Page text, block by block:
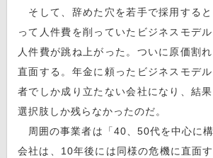
そして、辞めた穴を若手で採用する
って人件費を削っていたビジネスモデ
人件費が跳ね上がった。ついに原価割
直面する。年金に頼ったビジネスモデ
者でしか成り立たない会社になり、結
選択肢しか残らなかったのだ。
周囲の事業者は「40、50代を中心に
会社は、10年後には同様の危機に直面